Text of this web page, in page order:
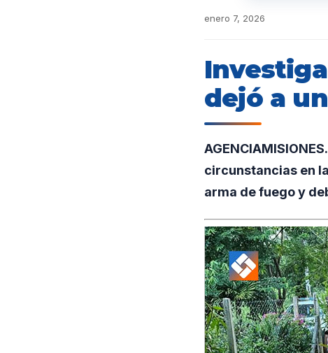
enero 7, 2026
dejó a
circunstancias en
arma de fuego y